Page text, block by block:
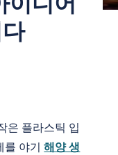
은 플라스틱 입
를 야기해양 생